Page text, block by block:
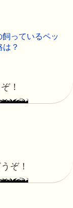
っているペッ
？
！
ぞ！